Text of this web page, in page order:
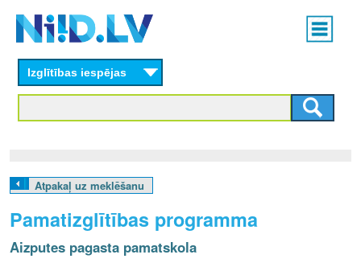
content
Main
menu
L
V
Izglītības iespējas
Atpakaļ uz meklēšanu
Pamatizglītības programma
Aizputes pagasta pamatskola